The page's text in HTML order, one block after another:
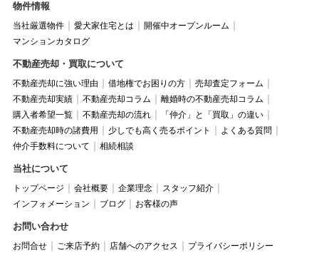
物件情報
当社厳選物件 愛犬家住宅とは
開催中オープンルーム
マンションカタログ
不動産売却・買取について
不動産売却に強い理由 借地権でお困りの方
売却査定フォーム
不動産売却実績
不動産売却コラム
離婚時の不動産売却コラム
購入者希望一覧
不動産売却の流れ
「仲介」と「買取」の違い
不動産売却時の諸費用
少しでも高く売るポイント
よくある質問
仲介手数料について
相続相談
当社について
トップページ 会社概要 企業理念
スタッフ紹介
インフォメーション
ブログ お客様の声
お問い合わせ
お問合せ ご来店予約 店舗へのアクセス プライバシーポリシー